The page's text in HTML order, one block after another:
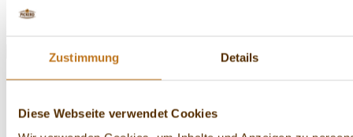
Zustimmung Details
Diese Webseite verwendet Cookies
15,27 € / 1 kg
In den Warenkorb